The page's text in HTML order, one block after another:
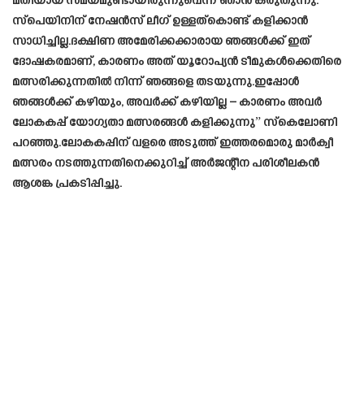
സ്‌പെയിനിന് നേഷൻസ് ലീഗ് ഉള്ളത്കൊണ്ട് കളിക്കാൻ
സാധിച്ചില്ല.ദക്ഷിണ അമേരിക്കക്കാരായ ഞങ്ങൾക്ക് ഇത്
ദോഷകരമാണ്, കാരണം അത് യൂറോപ്യൻ ടീമുകൾക്കെതിരെ
മത്സരിക്കുന്നതിൽ നിന്ന് ഞങ്ങളെ തടയുന്നു.ഇപ്പോൾ
ഞങ്ങൾക്ക് കഴിയും, അവർക്ക് കഴിയില്ല – കാരണം അവർ
ലോകകപ്പ് യോഗ്യതാ മത്സരങ്ങൾ കളിക്കുന്നു” സ്കെലോണി
പറഞ്ഞു.ലോകകപ്പിന് വളരെ അടുത്ത് ഇത്തരമൊരു മാർക്വീ
മത്സരം നടത്തുന്നതിനെക്കുറിച്ച് അർജന്റീന പരിശീലകൻ
ആശങ്ക പ്രകടിപ്പിച്ചു.